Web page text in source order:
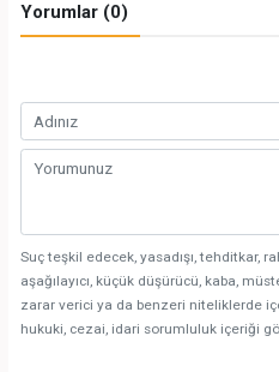
Yorumlar (0)
Suç teşkil edecek, yasadışı, tehditkar,
aşağılayıcı, küçük düşürücü, kaba,
zarar verici ya da benzeri niteliklerde
hukuki, cezai, idari sorumluluk içeriği